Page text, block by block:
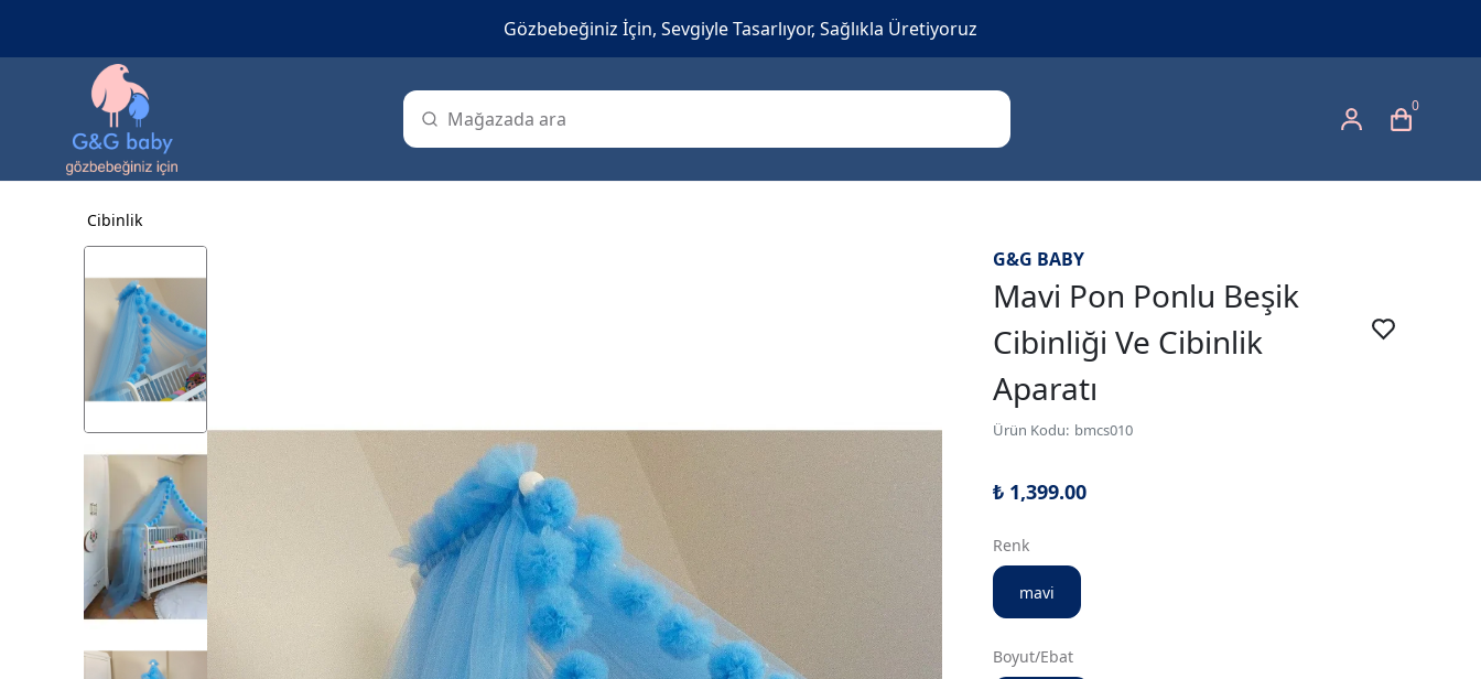
Gözbebeğiniz İçin, Sevgiyle Tasarlıyor, Sağlıkla Üretiyoruz
0
Cibinlik
G&G BABY
Mavi Pon Ponlu Beşik
Cibinliği Ve Cibinlik
Aparatı
Ürün Kodu: bmcs010
₺ 1,399.00
Renk
mavi
Boyut/Ebat